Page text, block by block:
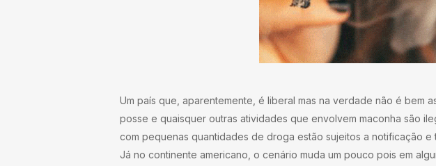
Um país que, aparentemente, é liberal mas na verdade não é bem
posse e quaisquer outras atividades que envolvem maconha são
com pequenas quantidades de droga estão sujeitos a notificação
Já no continente americano, o cenário muda um pouco pois em